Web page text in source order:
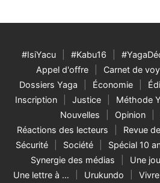
#IsiYacu #Kabu16
Appel d'offre
Carnet de
Dossiers Yaga
Économie
Inscription
Justice Méthode
Nouvelles
Opinion
Réactions des lecteurs
Revue
Sécurité
Société Spécial 10
Synergie des médias
Une
Une lettre à …
Urukundo